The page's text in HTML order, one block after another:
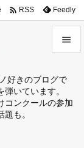
好きのブログで
いています。
コンクールの参加
も。

メニュ

サイド
 RSS Feedly